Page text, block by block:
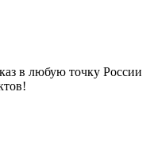
в любую точку России